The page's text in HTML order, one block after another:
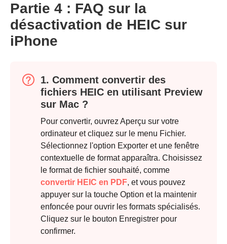
Étape 1.
Partie 4 : FAQ sur la
désactivation de HEIC sur
iPhone
1. Comment convertir des
fichiers HEIC en utilisant Preview
sur Mac ?
Pour convertir, ouvrez Aperçu sur votre
ordinateur et cliquez sur le menu Fichier.
Sélectionnez l'option Exporter et une fenêtre
contextuelle de format apparaîtra. Choisissez
le format de fichier souhaité, comme
convertir HEIC en PDF, et vous pouvez
appuyer sur la touche Option et la maintenir
enfoncée pour ouvrir les formats spécialisés.
Cliquez sur le bouton Enregistrer pour
confirmer.